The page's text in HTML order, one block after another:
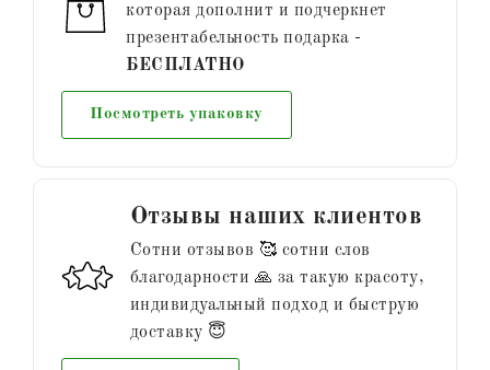
которая дополнит и подчеркнет
презентабельность подарка -
БЕСПЛАТНО
Посмотреть упаковку
Отзывы наших клиентов
Сотни отзывов 🥰 сотни слов
благодарности 🙏 за такую красоту,
индивидуальный подход и быструю
доставку 😇